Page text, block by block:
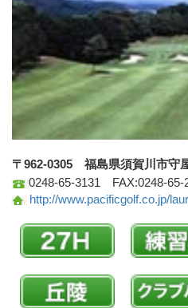
〒962-0305 福島県須賀川市守
0248-65-3131 FAX:0248-65-
http://www.pacificgolf.co.jp/